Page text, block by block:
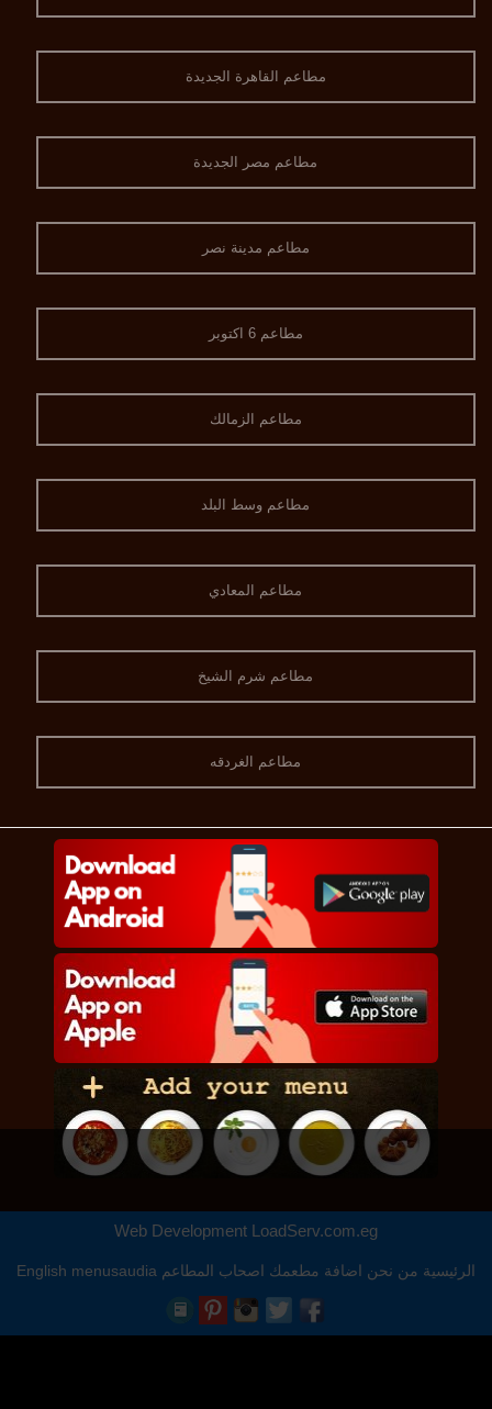
مطاعم القاهرة الجديدة
مطاعم مصر الجديدة
مطاعم مدينة نصر
مطاعم 6 اكتوبر
مطاعم الزمالك
مطاعم وسط البلد
مطاعم المعادي
مطاعم شرم الشيخ
مطاعم الغردقه
Web Development LoadServ.com.eg
الرئيسية من نحن اضافة مطعمك اصحاب المطاعم menusaudia
English